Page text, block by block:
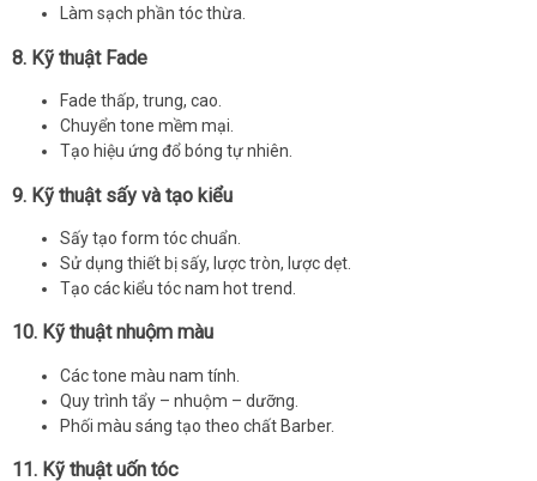
Làm sạch phần tóc thừa.
8. Kỹ thuật Fade
Fade thấp, trung, cao.
Chuyển tone mềm mại.
Tạo hiệu ứng đổ bóng tự nhiên.
9. Kỹ thuật sấy và tạo kiểu
Sấy tạo form tóc chuẩn.
Sử dụng thiết bị sấy, lược tròn, lược dẹt.
Tạo các kiểu tóc nam hot trend.
10. Kỹ thuật nhuộm màu
Các tone màu nam tính.
Quy trình tẩy – nhuộm – dưỡng.
Phối màu sáng tạo theo chất Barber.
11. Kỹ thuật uốn tóc